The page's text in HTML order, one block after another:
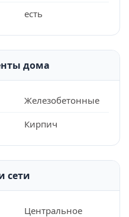
есть
дома
Железобетонные
Кирпич
сети
Центральное